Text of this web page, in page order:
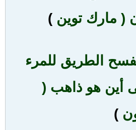
( مارك توين )
الطريق للمرء
أين هو ذاهب (
)